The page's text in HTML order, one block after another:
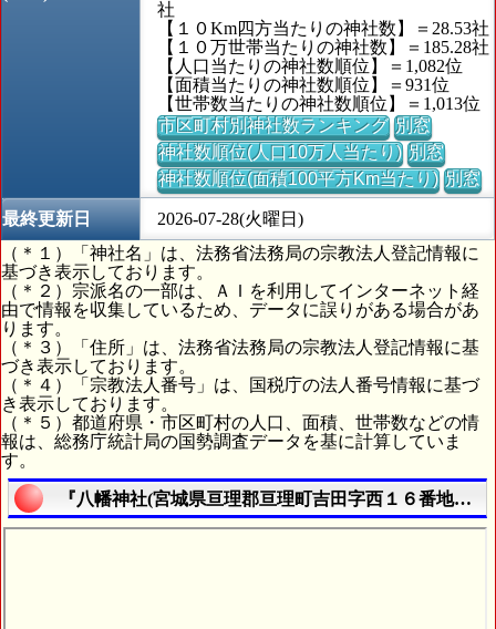
社
【１０Km四方当たりの神社数】＝28.53社
【１０万世帯当たりの神社数】＝185.28社
【人口当たりの神社数順位】＝1,082位
【面積当たりの神社数順位】＝931位
【世帯数当たりの神社数順位】＝1,013位
市区町村別神社数ランキング 別窓
神社数順位(人口10万人当たり) 別窓
神社数順位(面積100平方Km当たり) 別窓
最終更新日
2026-07-28(火曜日)
（＊１）「神社名」は、法務省法務局の宗教法人登記情報に
基づき表示しております。
（＊２）宗派名の一部は、ＡＩを利用してインターネット経
由で情報を収集しているため、データに誤りがある場合があ
ります。
（＊３）「住所」は、法務省法務局の宗教法人登記情報に基
づき表示しております。
（＊４）「宗教法人番号」は、国税庁の法人番号情報に基づ
き表示しております。
（＊５）都道府県・市区町村の人口、面積、世帯数などの情
報は、総務庁統計局の国勢調査データを基に計算していま
す。
『八幡神社(宮城県亘理郡亘理町吉田字西１６番地２)